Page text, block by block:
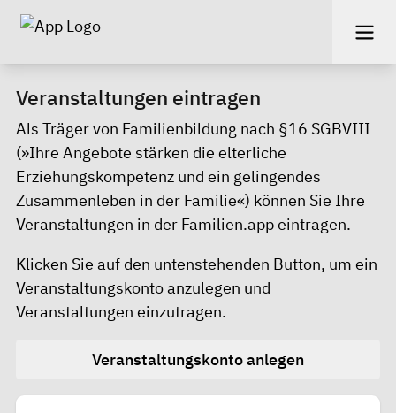
Veranstaltungen eintragen
Als Träger von Familienbildung nach §16 SGBVIII
(»Ihre Angebote stärken die elterliche
Erziehungskompetenz und ein gelingendes
Zusammenleben in der Familie«) können Sie Ihre
Veranstaltungen in der Familien.app eintragen.
Klicken Sie auf den untenstehenden Button, um ein
Veranstaltungskonto anzulegen und
Veranstaltungen einzutragen.
Veranstaltungskonto anlegen